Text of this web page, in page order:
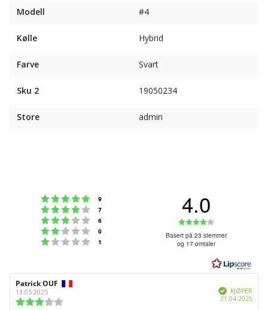
Modell #4
Kølle Hybrid
Farve Svart
Sku 2 19050234
Store admin
Karakter: 5 av 5 mulige
9
Karakter: 4 av 5 mulige
7
Karakter: 3 av 5 mulige
6
Karakter: 2 av 5 mulige
0
Karakter: 1 av 5 mulige
1
4.0
4.0
av
5
Basert på 23 stemmer
og 17 omtaler
Forfatter:
Patrick OUF
13.05.2025 VerifisertKJØPER
21.04.2025